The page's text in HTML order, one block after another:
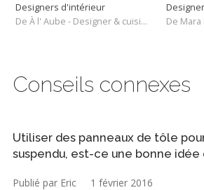
Designers d'intérieur
De À l' Aube - Designer & cuisiniste
De Mara
Conseils connexes
Utiliser des panneaux de tôle
suspendu, est-ce une bonne idée
Publié par Eric 1 février 2016